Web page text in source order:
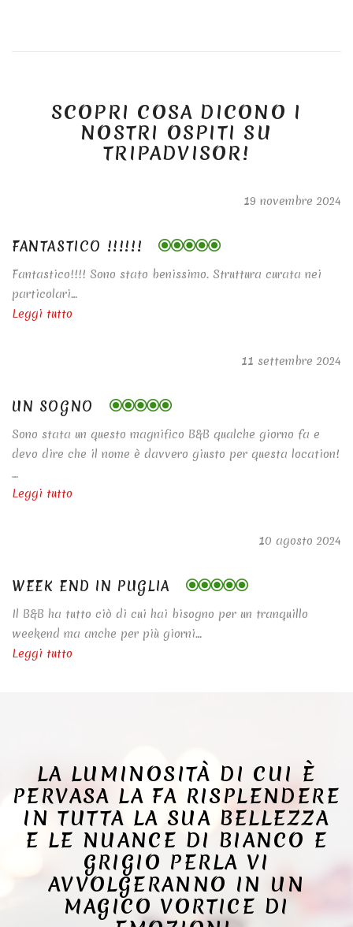
SCOPRI COSA DICONO I
NOSTRI OSPITI SU
TRIPADVISOR!
19 novembre 2024
FANTASTICO !!!!!!
Fantastico!!!! Sono stato benissimo. Struttura curata nei
particolari…
Leggi tutto
11 settembre 2024
UN SOGNO
Sono stata un questo magnifico B&B qualche giorno fa e
devo dire che il nome è davvero giusto per questa location!
…
Leggi tutto
10 agosto 2024
WEEK END IN PUGLIA
Il B&B ha tutto ciò di cui hai bisogno per un tranquillo
weekend ma anche per più giorni…
Leggi tutto
LA LUMINOSITÀ DI CUI È
PERVASA LA FA RISPLENDERE
IN TUTTA LA SUA BELLEZZA
E LE NUANCE DI BIANCO E
GRIGIO PERLA VI
AVVOLGERANNO IN UN
MAGICO VORTICE DI